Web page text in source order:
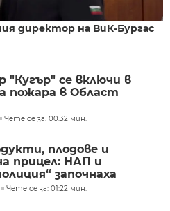
директор на ВиК-Бургас
"Кугър" се включи в
пожара в Област
Чете се за: 00:32 мин.
плодове и
прицел: НАП и
започнаха
границите с Румъния и
Чете се за: 01:22 мин.